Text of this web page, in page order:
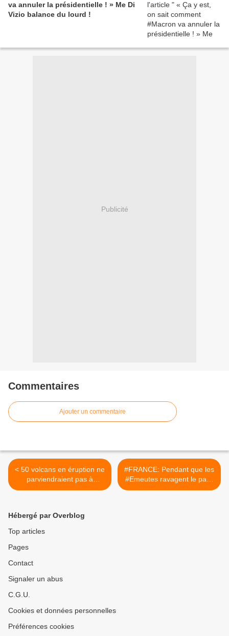
va annuler la présidentielle ! » Me Di
Vizio balance du lourd !
Publicité
Commentaires
Ajouter un commentaire
< 50 volcans en éruption ne
parviendraient pas à
augmenter la température
contraire.
#FRANCE: Pendant que les
#Emeutes ravagent le pays
et que le #chaos s’installe,
Hébergé par Overblog
Top articles
Pages
Contact
Signaler un abus
C.G.U.
Cookies et données personnelles
Préférences cookies